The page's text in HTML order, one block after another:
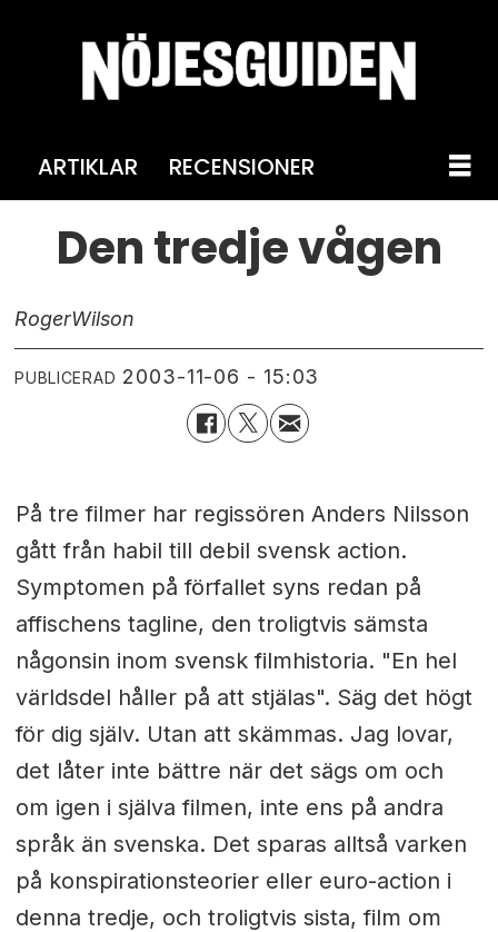
ARTIKLAR RECENSIONER
Den tredje vågen
RogerWilson
PUBLICERAD 2003-11-06 - 15:03
På tre filmer har regissören Anders Nilsson
gått från habil till debil svensk action.
Symptomen på förfallet syns redan på
affischens tagline, den troligtvis sämsta
någonsin inom svensk filmhistoria. "En hel
världsdel håller på att stjälas". Säg det högt
för dig själv. Utan att skämmas. Jag lovar,
det låter inte bättre när det sägs om och
om igen i själva filmen, inte ens på andra
språk än svenska. Det sparas alltså varken
på konspirationsteorier eller euro-action i
denna tredje, och troligtvis sista, film om